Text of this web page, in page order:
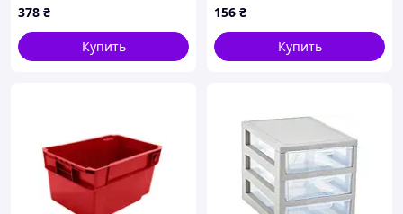
378 ₴
Купить
156 ₴
Купить